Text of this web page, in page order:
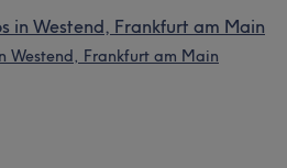
in Westend, Frankfurt am Main
Westend, Frankfurt am Main